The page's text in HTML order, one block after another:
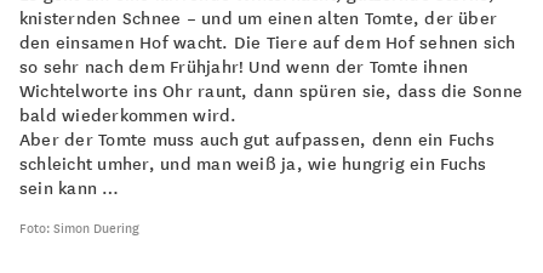
knisternden Schnee – und um einen alten Tomte, der über
den einsamen Hof wacht. Die Tiere auf dem Hof sehnen sich
so sehr nach dem Frühjahr! Und wenn der Tomte ihnen
Wichtelworte ins Ohr raunt, dann spüren sie, dass die Sonne
bald wiederkommen wird.
Aber der Tomte muss auch gut aufpassen, denn ein Fuchs
schleicht umher, und man weiß ja, wie hungrig ein Fuchs
sein kann …
Foto: Simon Duering